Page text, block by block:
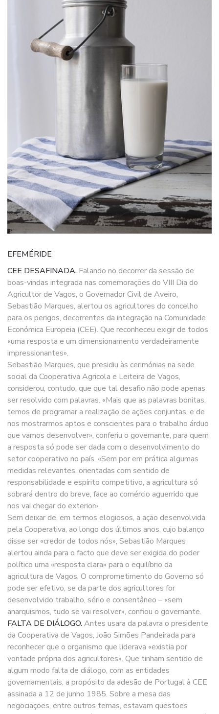
EFEMÉRIDE
CEE DESAFINADA. Falando no decorrer da sessão de
boas-vindas integrada nas comemorações do VIII Dia do
Agricultor de Vagos, o Governador Civil de Aveiro,
Sebastião Marques, alertou os agricultores do concelho
para os perigos, decorrentes da integração na Comunidade
Económica Europeia (CEE). Que reconheceu exigir de todos
«uma resposta e um dimensionamento verdadeiramente
impressionantes».
Sebastião Marques, que presidiu às cerimónias na sede
social da Cooperativa Agricola e Leiteira de Vagos,
considerou, contudo, que que tal desafio não pode apenas
ser resolvido com palavras. «Mais que as palavras bonitas,
temos de programar a realização de ações conjuntas, e de
nos mostrarmos aptos e conscientes para o trabalho árduo
que vamos desenvolver», conferiu o governante, para quem
a resposta só pode ser dada com o desenvolvimento do
setor cooperativo no país. «Sem por em prática algumas
medidas relevantes, orientadas com sentido de
responsabilidade e espírito competitivo, a agricultura só
sobrará dentro do breve, face ao comércio aguerrido que
nos vai chegar do exterior».
Sem deixar de, em termos elogiosos, a ação desenvolvida
pela Cooperativa, ao longo dos últimos anos, cujo balanço
disse ser «credor de todos nós», Sebastião Marques
alertou ainda para o facto que deve ser exigida do poder
político uma «resposta clara» para o equilíbrio da
agricultura de Vagos. O comprometimento do Governo só
pode ser efetivo, se da parte dos agricultores for
desenvolvido trabalho, sério e consentâneo – «sem
anarquismos, tudo se vai resolver», confiou o governante.
FALTA DE DIÁLOGO.Antes usara da palavra o presidente
da Cooperativa de Vagos, João Simões Pandeirada para
reconhecer que o organismo que liderava «existia por
vontade própria dos agricultores». Que tinham sentido de
algum modo falta de diálogo, com as entidades
governamentais, a propósito da adesão de Portugal à CEE
assinada a 12 de junho 1985. Sobre a mesa das
negociações, entre outros temas, estavam questões